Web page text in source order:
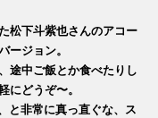
松下斗紫也さんのアコー
ージョン。
途中ご飯とか食べたりし
にどうぞ〜。
と非常に真っ直ぐな、ス